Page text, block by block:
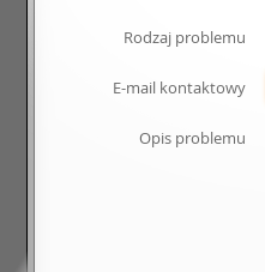
Rodzaj problemu
E-mail kontaktowy
Opis problemu